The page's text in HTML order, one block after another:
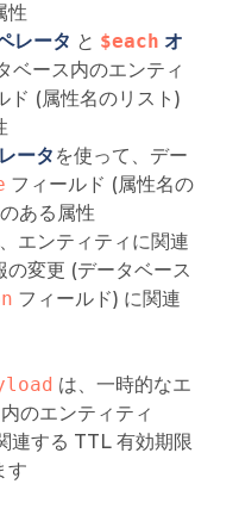
性
レータ と $each オ
ベース内のエンティ
ド (属性名のリスト)
ータ を使って、デー
フィールド (属性名の
ある属性
エンティティに関連
変更 (データベース
フィールド) に関連
は、一時的なエ
のエンティティ
連する TTL 有効期限
す